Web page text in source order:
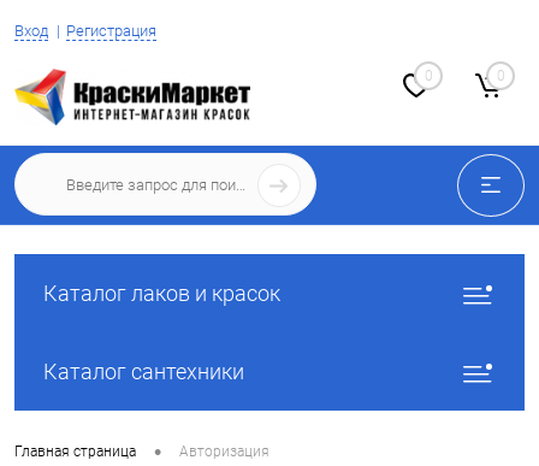
Вход Регистрация
0 0
Каталог лаков и красок
Каталог сантехники
Главная страница • Авторизация